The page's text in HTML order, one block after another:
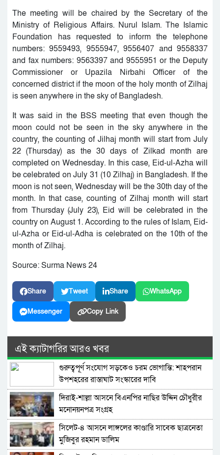
The meeting will be chaired by the Secretary of the
Ministry of Religious Affairs. Nurul Islam. The Islamic
Foundation has requested to inform the telephone
numbers: 9559493, 9555947, 9556407 and 9558337
and fax numbers: 9563397 and 9555951 or the Deputy
Commissioner or Upazila Nirbahi Officer of the
concerned district if the moon of the holy month of Zilhaj
is seen anywhere in the sky of Bangladesh.
It was said in the BSS meeting that even though the
moon could not be seen in the sky anywhere in the
country, the counting of Jilhaj month will start from July
22 (Thursday) as the 30 days of Zilkad month are
completed on Wednesday. In this case, Eid-ul-Azha will
be celebrated on July 31 (10 Zilhaj) in Bangladesh. If the
moon is not seen, Wednesday will be the 30th day of the
month. In that case, counting of Zilhaj month will start
from Thursday (July 23), Eid will be celebrated in the
country on August 1. According to the rules of Islam, Eid-
ul-Azha or Eid-ul-Adha is celebrated on the 10th of the
month of Zilhaj.
Source: Surma News 24
Share Tweet Share WhatsApp
Messenger Copy Link
এই ক্যাটাগরির আরও খবর
গুরুত্বপূর্ণ সংযোগ সড়কেও চরম ভোগান্তি: শাহপরান
উপশহরের রাস্তাঘাট সংস্কারের দাবি
দিরাই-শাল্লা আসনে বিএনপির নাছির উদ্দিন চৌধুরীর
মনোনয়নপত্র সংগ্রহ
সিলেট-৪ আসনে লাঙ্গলের কাণ্ডারি সাবেক ছাত্রনেতা
মুজিবুর রহমান ডালিম